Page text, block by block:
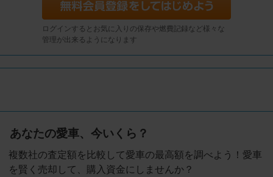
ログインするとお気に入りの保存や燃費記録など様々な
管理が出来るようになります
あなたの愛車、今いくら？
複数社の査定額を比較して愛車の最高額を調べよう！愛車
を賢く売却して、購入資金にしませんか？